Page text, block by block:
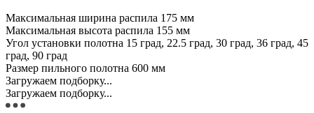
Максимальная ширина распила 175 мм
Максимальная высота распила 155 мм
Угол установки полотна 15 град, 22.5 град, 30 град, 36 град, 45
град, 90 град
Размер пильного полотна 600 мм
Загружаем подборку...
Загружаем подборку...